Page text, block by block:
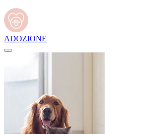
ADOZIONE